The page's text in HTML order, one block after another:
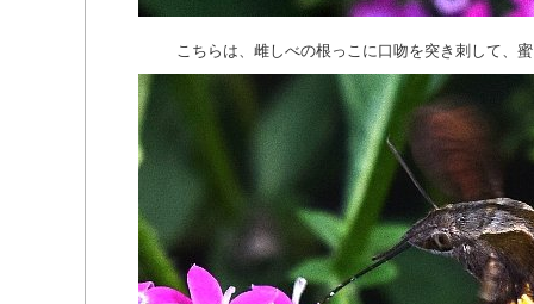
こちらは、雌しべの根っこに口吻を突き刺して、